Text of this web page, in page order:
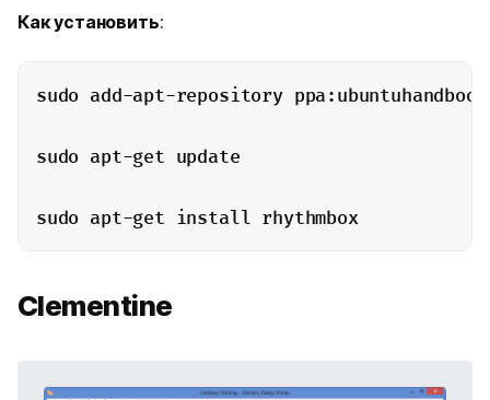
Какустановить:
sudo add-apt-repository
sudo apt-get update
sudo apt-get install rhythmbox
Clementine